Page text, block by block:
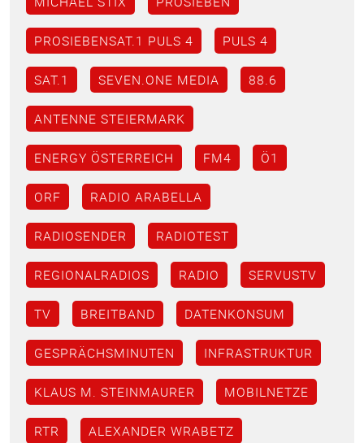
PROSIEBENSAT.1 PULS 4 PULS 4
SAT.1 SEVEN.ONE MEDIA 88.6
ANTENNE STEIERMARK
ENERGY ÖSTERREICH FM4 Ö1
ORF RADIO ARABELLA
RADIOSENDER RADIOTEST
REGIONALRADIOS RADIO SERVUSTV
TV BREITBAND DATENKONSUM
GESPRÄCHSMINUTEN INFRASTRUKTUR
KLAUS M. STEINMAURER MOBILNETZE
RTR ALEXANDER WRABETZ